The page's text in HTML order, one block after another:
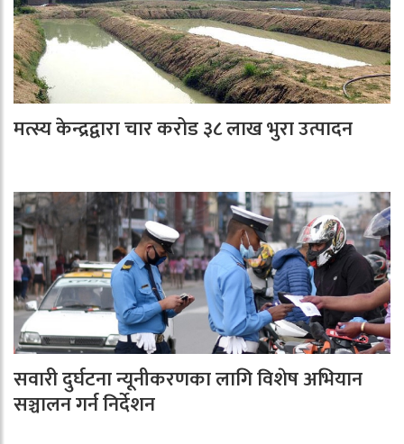
मत्स्य केन्द्रद्वारा चार करोड ३८ लाख भुरा उत्पादन
सवारी दुर्घटना न्यूनीकरणका लागि विशेष अभियान
सञ्चालन गर्न निर्देशन